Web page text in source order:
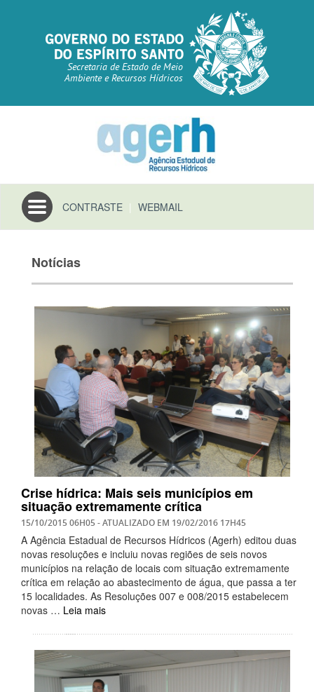
Secretaria de Estado de Meio
Ambiente e Recursos Hídricos
Toggle
navigation
CONTRASTE | WEBMAIL
Notícias
Crise hídrica: Mais seis municípios em
situação extremamente crítica
15/10/2015 06H05- ATUALIZADO EM 19/02/2016 17H45
A Agência Estadual de Recursos Hídricos (Agerh) editou duas
novas resoluções e incluiu novas regiões de seis novos
municípios na relação de locais com situação extremamente
crítica em relação ao abastecimento de água, que passa a ter
15 localidades. As Resoluções 007 e 008/2015 estabelecem
novas … Leia mais